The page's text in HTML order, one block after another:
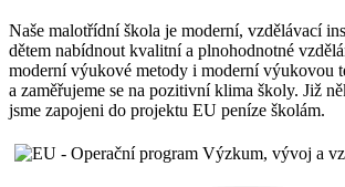
Naše malotřídní škola je moderní, vzdělávací
dětem nabídnout kvalitní a plnohodnotné
moderní výukové metody i moderní výukovou
a zaměřujeme se na pozitivní klima školy. Již
jsme zapojeni do projektu EU peníze školám.